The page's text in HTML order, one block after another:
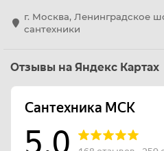
г. Москва, Ленинградское
сантехники
Отзывы на Яндекс Картах